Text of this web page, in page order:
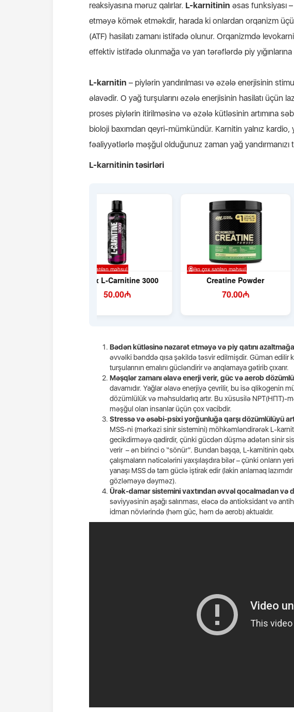
reaksiyasına məruz qalırlar. L-karnitinin əsas funksiyası
etməyə kömək etməkdir, harada ki onlardan orqanizm
(ATF) hasilatı zamanı istifadə olunur. Orqanizmdə
effektiv istifadə olunmağa və yan tərəflərdə piy yığınlarına
L-karnitin – piylərin yandırılması və əzələ enerjisinin
əlavədir. O yağ turşularını əzələ enerjisinin hasilatı üçün
proses piylərin itirilməsinə və əzələ kütləsinin artımına
bioloji baxımdan qeyri-mümkündür. Karnitin yalnız
fəaliyyətlərlə məşğul olduğunuz zaman yağ yandırmanızı
L-karnitinin təsirləri
Bədən kütləsinə nəzarət etməyə və piy qatını
əvvəlki bənddə qısa şəkildə təsvir edilmişdir. Güman edilir
turşularının emalını gücləndirir və arıqlamaya gətirib çıxarır.
Məşqlər zamanı əlavə enerji verir, güc və aerob
davamıdır. Yağlar əlavə enerjiyə çevrilir, bu isə qlikogenin
dözümlülük və məhsuldarlıq artır. Bu xüsusilə NPT(НПТ)-
məşğul olan insanlar üçün çox vacibdir.
Stressə və əsəbi-psixi yorğunluğa qarşı dözümlülüyü
MSS-ni (mərkəzi sinir sistemini) möhkəmləndirərək L-
gecikdirməyə qadirdir, çünki gücdən düşmə adətən sinir
verir – ən birinci o “sönür”. Bundan başqa, L-karnitinin
çalışmaların nəticələrini yaxşılaşdıra bilər – çünki onların
yanaşı MSS də tam güclə iştirak edir (lakin anlamaq
gözləməyə dəyməz).
Ürək-damar sistemini vaxtından əvvəl qocalmadan və
səviyyəsinin aşağı salınması, eləcə də antioksidant və
idman növlərində (həm güc, həm də aerob) aktualdır.